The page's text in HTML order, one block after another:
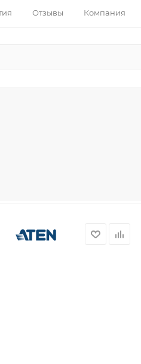
Отзывы Компания